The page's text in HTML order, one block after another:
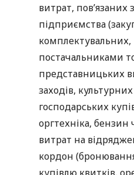
витрат, пов’язаних
підприємства
комплектувальних,
постачальниками
представницьких
заходів,
господарських
оргтехніка,
витрат на
кордон